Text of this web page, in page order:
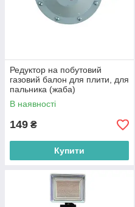
Редуктор на побутовий
газовий балон для плити, для
пальника (жаба)
В наявності
149 ₴
Купити